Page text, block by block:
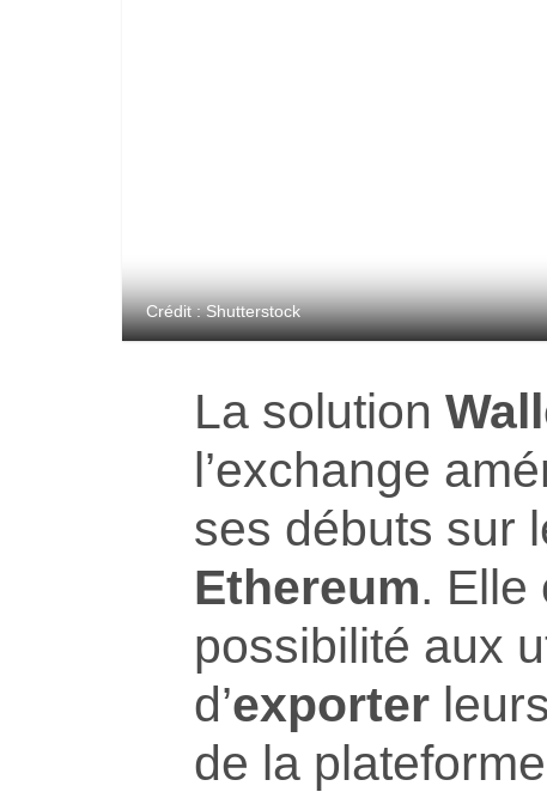
Crédit : Shutterstock
La solution
l’exchange
ses débuts sur
Ethereum. Elle
possibilité aux
d’exporter leurs
de la